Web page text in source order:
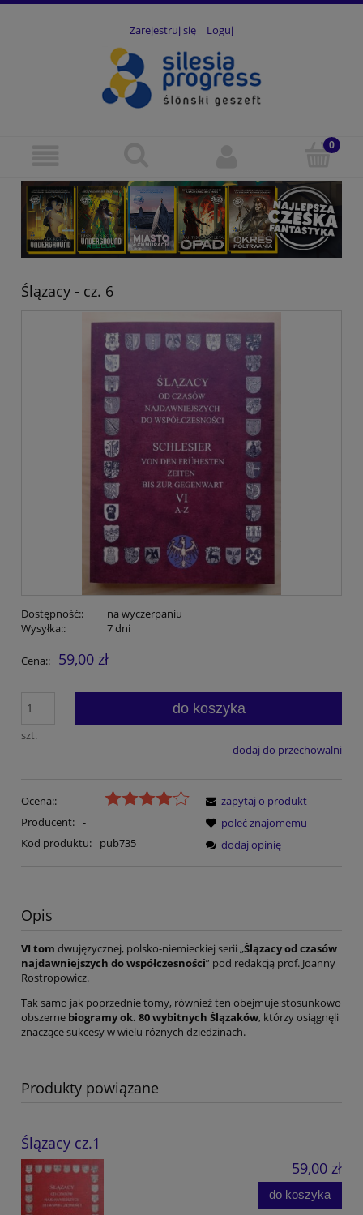
Zarejestruj się Loguj
Ślązacy - cz. 6
Dostępność::
na wyczerpaniu
Wysyłka::
7 dni
Cena:: 59,00 zł
szt.
do koszyka
dodaj do przechowalni
Ocena::
Producent: -
Kod produktu:
pub735
zapytaj o produkt
poleć znajomemu
dodaj opinię
Opis
VI tom dwujęzycznej, polsko-niemieckiej serii „Ślązacy od czasów
najdawniejszych do współczesności” pod redakcją prof. Joanny
Rostropowicz.
Tak samo jak poprzednie tomy, również ten obejmuje stosunkowo
obszerne biogramy ok. 80 wybitnych Ślązaków, którzy osiągnęli
znaczące sukcesy w wielu różnych dziedzinach.
Produkty powiązane
Ślązacy cz.1
59,00 zł
do koszyka